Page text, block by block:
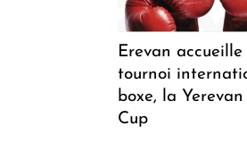
Erevan accueille
tournoi
boxe, la
Cup